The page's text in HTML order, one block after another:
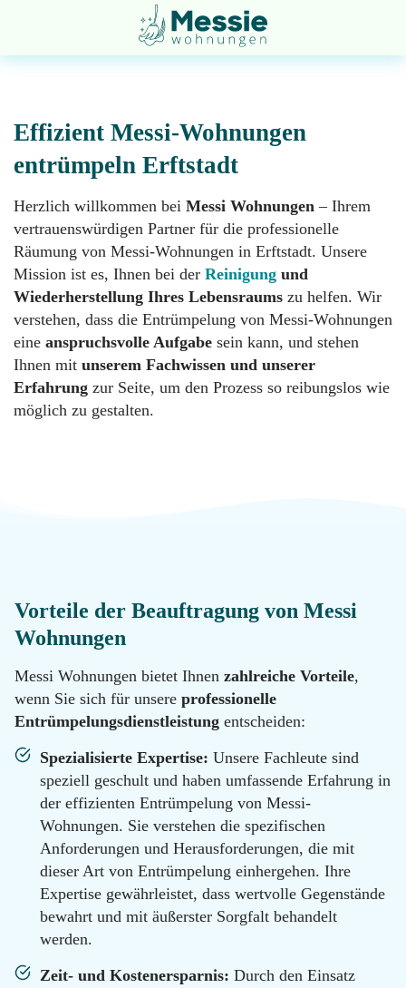
Effizient Messi-Wohnungen
entrümpeln Erftstadt
Herzlich willkommen bei Messi Wohnungen – Ihrem
vertrauenswürdigen Partner für die professionelle
Räumung von Messi-Wohnungen in Erftstadt. Unsere
Mission ist es, Ihnen bei der Reinigung und
Wiederherstellung Ihres Lebensraums zu helfen. Wir
verstehen, dass die Entrümpelung von Messi-Wohnungen
eine anspruchsvolle Aufgabe sein kann, und stehen
Ihnen mit unserem Fachwissen und unserer
Erfahrung zur Seite, um den Prozess so reibungslos wie
möglich zu gestalten.
Vorteile der Beauftragung von Messi
Wohnungen
Messi Wohnungen bietet Ihnen zahlreiche Vorteile,
wenn Sie sich für unsere professionelle
Entrümpelungsdienstleistung entscheiden:
Spezialisierte Expertise: Unsere Fachleute sind
speziell geschult und haben umfassende Erfahrung in
der effizienten Entrümpelung von Messi-
Wohnungen. Sie verstehen die spezifischen
Anforderungen und Herausforderungen, die mit
dieser Art von Entrümpelung einhergehen. Ihre
Expertise gewährleistet, dass wertvolle Gegenstände
bewahrt und mit äußerster Sorgfalt behandelt
werden.
Zeit- und Kostenersparnis: Durch den Einsatz
Entsorgung
Entrümpelung
Geruchsneutralisation
Messie
Renovierung
Tatortreinigung
Hotline
0800
11 22
Email
info@messie-
wohnungen.de
Startseite
Über
uns
Impressum
Hotline
0800
11 22
100
Email
info@messie-
wohnungen.de